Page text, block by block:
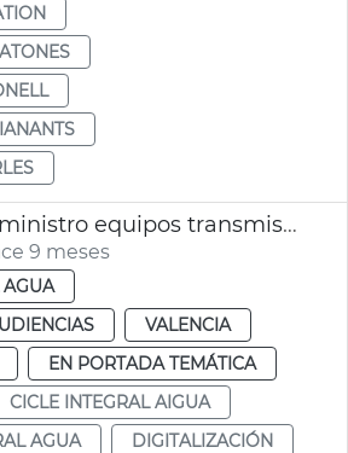
Licitación suministro equipos transmisión digitalización ciclo del agua
9 meses
AGUA
VALENCIA
EN PORTADA TEMÁTICA
CICLE INTEGRAL AIGUA
AGUA
DIGITALIZACIÓN